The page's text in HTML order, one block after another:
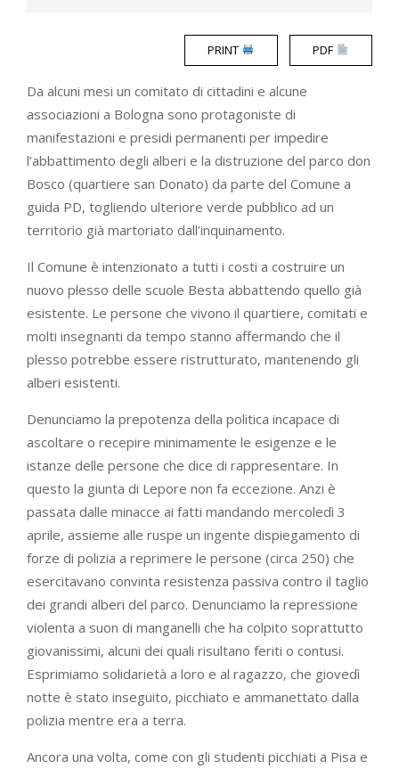
PRINT PDF
Da alcuni mesi un comitato di cittadini e alcune
associazioni a Bologna sono protagoniste di
manifestazioni e presidi permanenti per impedire
l’abbattimento degli alberi e la distruzione del parco don
Bosco (quartiere san Donato) da parte del Comune a
guida PD, togliendo ulteriore verde pubblico ad un
territorio già martoriato dall’inquinamento.
Il Comune è intenzionato a tutti i costi a costruire un
nuovo plesso delle scuole Besta abbattendo quello già
esistente. Le persone che vivono il quartiere, comitati e
molti insegnanti da tempo stanno affermando che il
plesso potrebbe essere ristrutturato, mantenendo gli
alberi esistenti.
Denunciamo la prepotenza della politica incapace di
ascoltare o recepire minimamente le esigenze e le
istanze delle persone che dice di rappresentare. In
questo la giunta di Lepore non fa eccezione. Anzi è
passata dalle minacce ai fatti mandando mercoledì 3
aprile, assieme alle ruspe un ingente dispiegamento di
forze di polizia a reprimere le persone (circa 250) che
esercitavano convinta resistenza passiva contro il taglio
dei grandi alberi del parco. Denunciamo la repressione
violenta a suon di manganelli che ha colpito soprattutto
giovanissimi, alcuni dei quali risultano feriti o contusi.
Esprimiamo solidarietà a loro e al ragazzo, che giovedì
notte è stato inseguito, picchiato e ammanettato dalla
polizia mentre era a terra.
Ancora una volta, come con gli studenti picchiati a Pisa e